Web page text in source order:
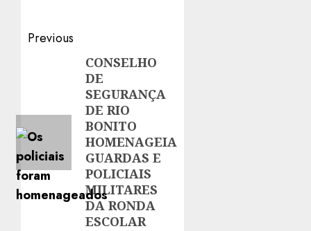
Post
navigation
Previous
CONSELHO
DE
SEGURANÇA
DE RIO
BONITO
HOMENAGEIA
GUARDAS E
POLICIAIS
MILITARES
DA RONDA
ESCOLAR